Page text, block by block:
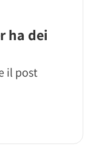
ha dei
il post